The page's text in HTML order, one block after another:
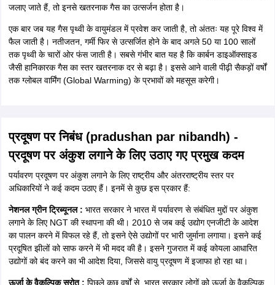
जलाए जाते हैं, तो इनसे खतरनाक गैस का उत्सर्जन होता है।
एक बार जब यह गैस पृथ्वी के वायुमंडल में प्रवेश कर जाती है, तो अंततः यह पूरे विश्व में
फैल जाती है। नतीजतन, गर्मी फिर से उत्सर्जित होने के बाद अगले 50 या 100 सालों
तक पृथ्वी के चारों ओर फंस जाती है। सबसे गंभीर बात यह है कि कार्बन डाइऑक्साइड
जैसी हानिकारक गैस का स्तर खतरनाक दर से बढ़ा है। इससे आने वाली पीढ़ी सैकड़ों वर्षों
तक ग्लोबल वार्मिंग (Global Warming) के प्रभावों को महसूस करेगी।
प्रदूषण पर निबंध (pradushan par nibandh) -
प्रदूषण पर अंकुश लगाने के लिए उठाए गए प्रमुख कदम
पर्यावरण प्रदूषण पर अंकुश लगाने के लिए राष्ट्रीय और अंतरराष्ट्रीय स्तर पर
अधिकारियों ने कई कदम उठाए हैं। इनमें से कुछ इस प्रकार हैं:
नेशनल ग्रीन ट्रिब्यूनल : भारत सरकार ने भारत में पर्यावरण से संबंधित मुद्दों पर अंकुश
लगाने के लिए NGT की स्थापना की थी। 2010 से जब कई उद्योग एनजीटी के आदेश
का पालन करने में विफल रहे हैं, तो इसने ऐसे उद्योगों पर भारी जुर्माना लगाया। इसने कई
प्रदूषित झीलों को साफ करने में भी मदद की है। इसने गुजरात में कई कोयला आधारित
उद्योगों को बंद करने का भी आदेश दिया, जिससे वायु प्रदूषण में इजाफा हो रहा था।
ऊर्जा के वैकल्पिक स्रोत : पिछले कुछ वर्षों से, भारत सरकार लोगों को ऊर्जा के वैकल्पिक